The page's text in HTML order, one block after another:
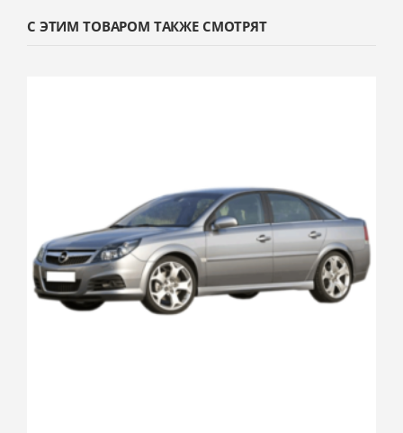
С ЭТИМ ТОВАРОМ ТАКЖЕ СМОТРЯТ